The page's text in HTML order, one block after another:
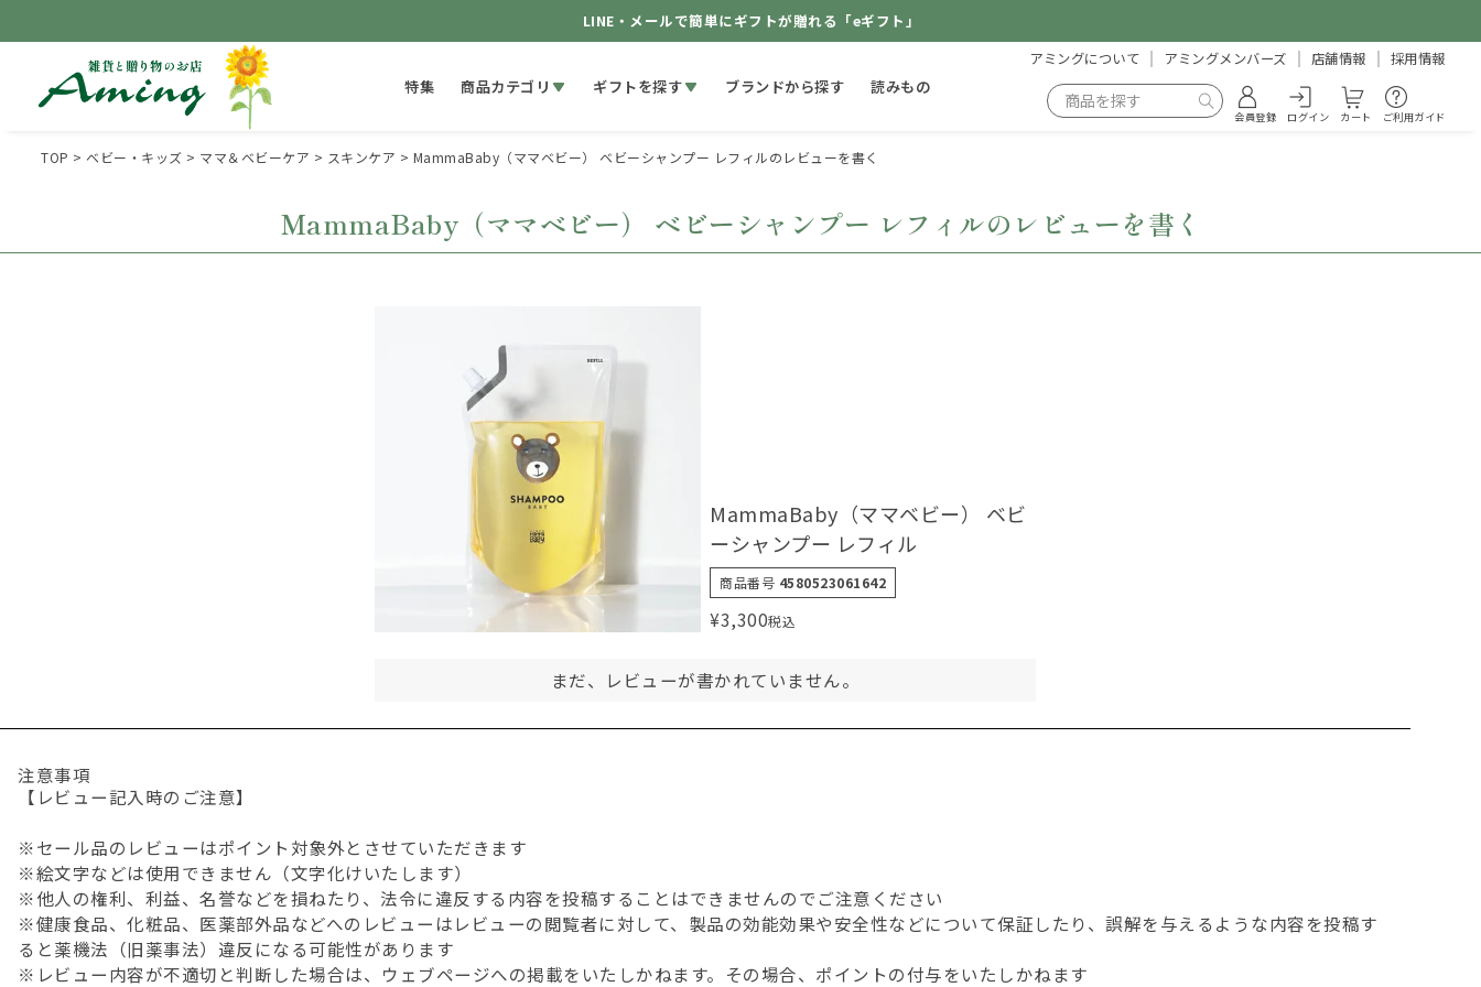
LINE・メールで簡単にギフトが贈れる「eギフト」
特集 商品カテゴリ ギフトを探す ブランドから探す 読みもの
アミングについて アミングメンバーズ 店舗情報 採用情報
会員登録 ログイン カート ご利用ガイド
TOP ベビー・キッズ ママ＆ベビーケア スキンケア MammaBaby（ママベビー） ベビーシャンプー レフィルのレビューを書く
MammaBaby（ママベビー） ベビーシャンプー レフィルのレビューを書く
MammaBaby（ママベビー） ベビ
ーシャンプー レフィル
商品番号 4580523061642
¥3,300税込
まだ、レビューが書かれていません。
注意事項
【レビュー記入時のご注意】
※セール品のレビューはポイント対象外とさせていただきます
※絵文字などは使用できません（文字化けいたします）
※他人の権利、利益、名誉などを損ねたり、法令に違反する内容を投稿することはできませんのでご注意ください
※健康食品、化粧品、医薬部外品などへのレビューはレビューの閲覧者に対して、製品の効能効果や安全性などについて保証したり、誤解を与えるような内容を投稿す
ると薬機法（旧薬事法）違反になる可能性があります
※レビュー内容が不適切と判断した場合は、ウェブページへの掲載をいたしかねます。その場合、ポイントの付与をいたしかねます